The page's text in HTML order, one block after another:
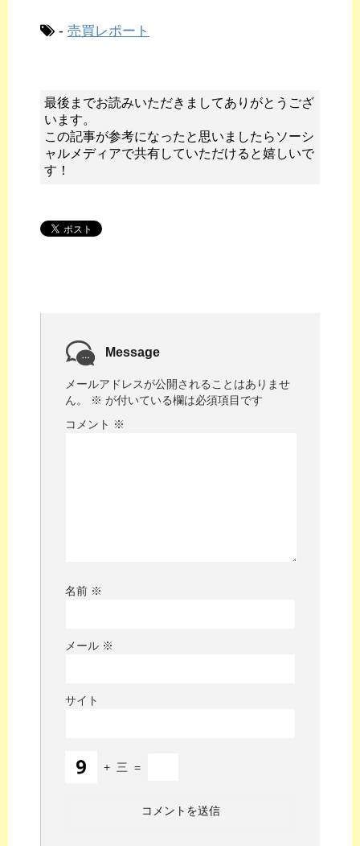
- 売買レポート
最後までお読みいただきましてありがとうござ
います。
この記事が参考になったと思いましたらソーシ
ャルメディアで共有していただけると嬉しいで
す！
Message
メールアドレスが公開されることはありませ
ん。
※ が付いている欄は必須項目です
コメント ※
名前 ※
メール ※
サイト
+ 三 =